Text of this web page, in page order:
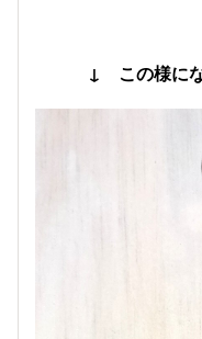
↓ この様にな